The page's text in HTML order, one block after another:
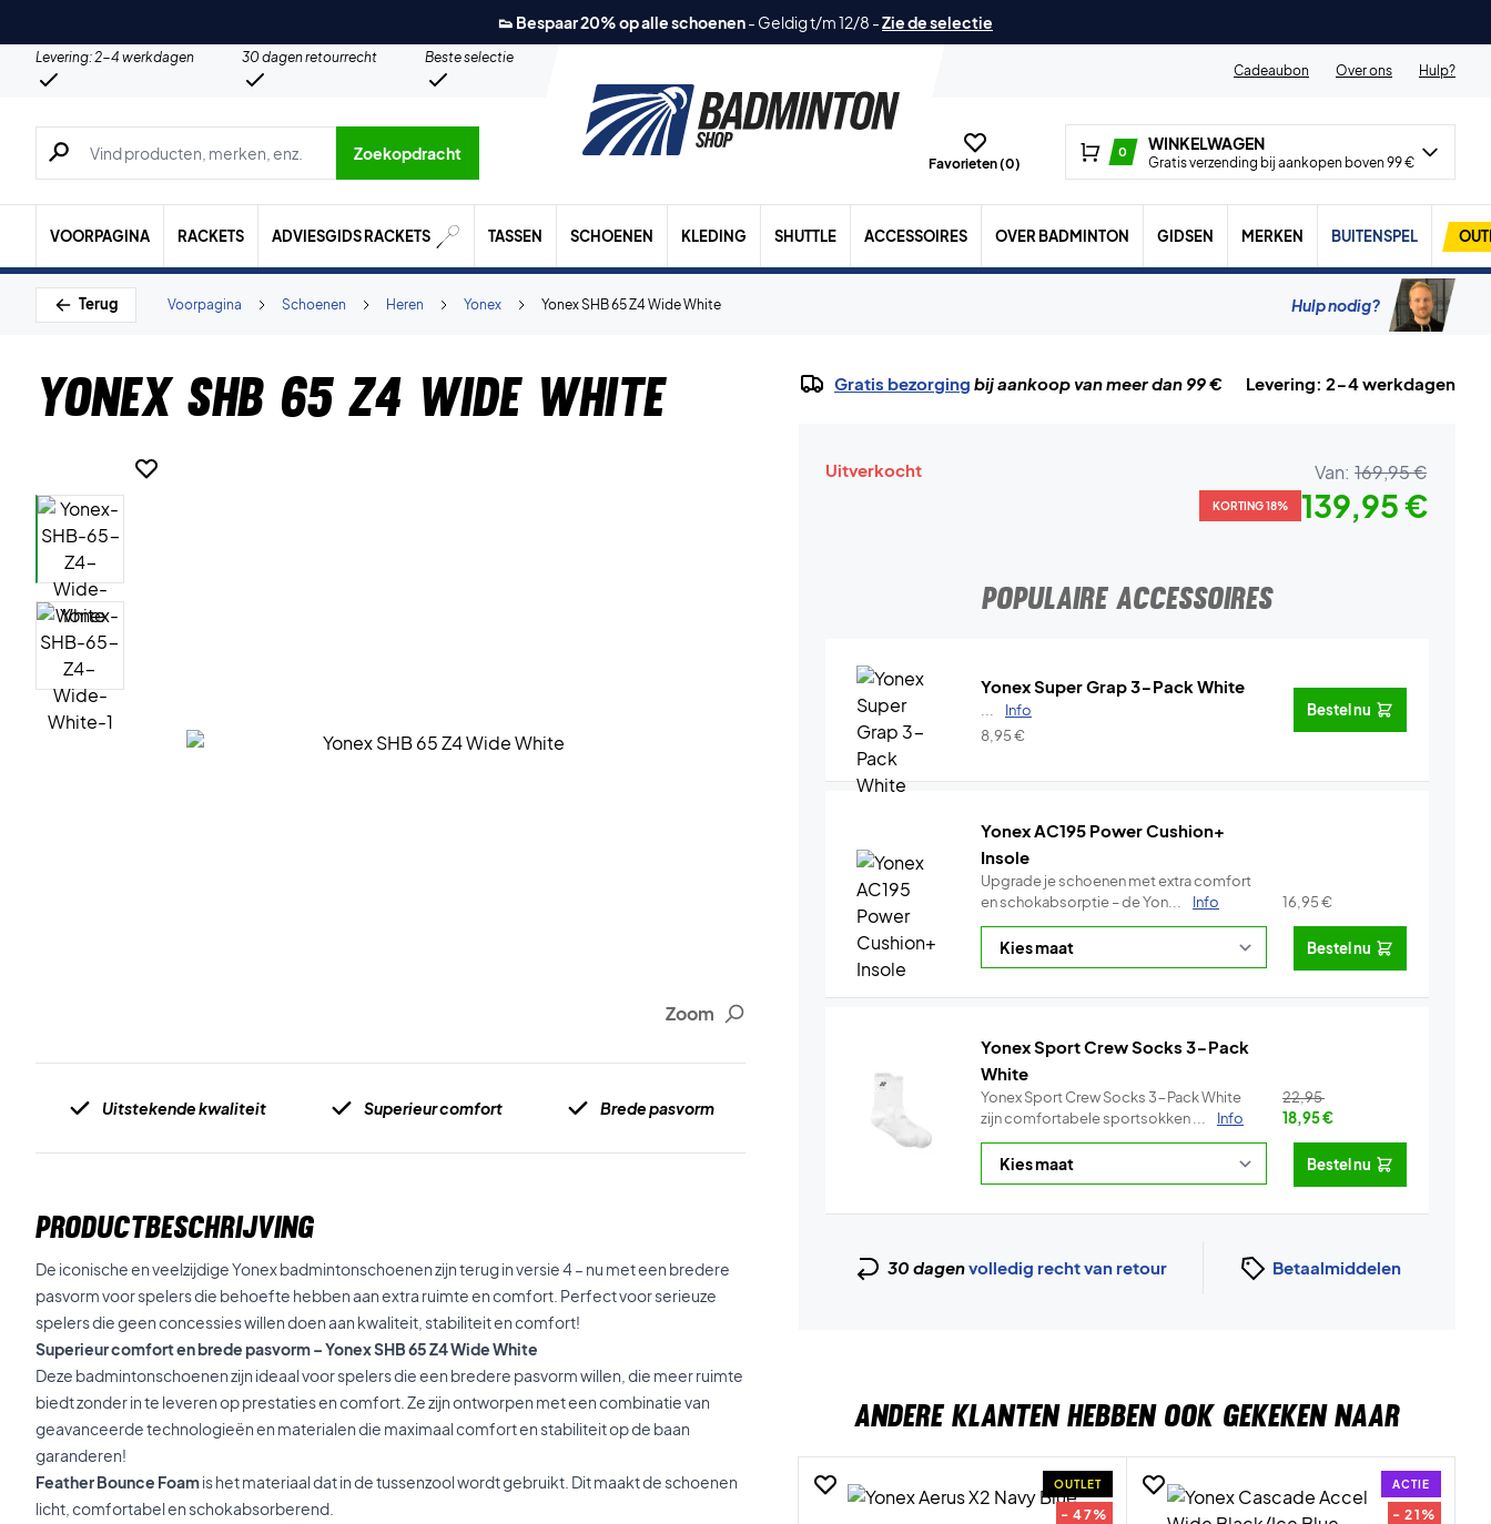
👟 Bespaar 20% op alle schoenen- Geldig t/m 12/8 -Zie de selectie
Levering: 2-4 werkdagen 30 dagen retourrecht
Beste selectie
Cadeaubon
Over ons Hulp?
Zoeken naar producten, merken etc.
Zoekopdracht
Favorieten (0)
0 WINKELWAGEN
Gratis verzending bij aankopen boven 99 €
VOORPAGINA RACKETS ADVIESGIDS RACKETS TASSEN SCHOENEN KLEDING SHUTTLE ACCESSOIRES OVER BADMINTON GIDSEN MERKEN BUITENSPEL
Terug Yonex SHB 65 Z4 Wide White
Yonex
Heren
Schoenen
Voorpagina Hulp nodig?
Yonex SHB 65 Z4 Wide White
Zoom
Uitstekende kwaliteit Superieur comfort Brede pasvorm
PRODUCTBESCHRIJVING
De iconische en veelzijdige Yonex badmintonschoenen zijn terug in versie 4 – nu met een bredere
pasvorm voor spelers die behoefte hebben aan extra ruimte en comfort. Perfect voor serieuze
spelers die geen concessies willen doen aan kwaliteit, stabiliteit en comfort!
Superieur comfort en brede pasvorm – Yonex SHB 65 Z4 Wide White
Deze badmintonschoenen zijn ideaal voor spelers die een bredere pasvorm willen, die meer ruimte
biedt zonder in te leveren op prestaties en comfort. Ze zijn ontworpen met een combinatie van
geavanceerde technologieën en materialen die maximaal comfort en stabiliteit op de baan
garanderen!
Feather Bounce Foamis het materiaal dat in de tussenzool wordt gebruikt. Dit maakt de schoenen
licht, comfortabel en schokabsorberend.
Gratis bezorging bij aankoop van meer dan 99 € Levering: 2-4 werkdagen
Uitverkocht Van: 169,95 €
KORTING 18% 139,95 €
POPULAIRE ACCESSOIRES
Yonex Super Grap 3-Pack White
Info
8,95€
Bestel nu
Yonex AC195 Power Cushion+
Insole
Upgrade je schoenen met extra comfort
en schokabsorptie – de Yon...
Info 16,95€
Bestel nu
Yonex Sport Crew Socks 3-Pack
White
Yonex Sport Crew Socks 3-Pack White
zijn comfortabele sportsokken ...
Info
22,95
18,95€
Bestel nu
30 dagenvolledig recht van retour Betaalmiddelen
ANDERE KLANTEN HEBBEN OOK GEKEKEN NAAR
OUTLET
- 47%
ACTIE
- 21%